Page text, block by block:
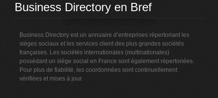
Business Directory en Bref
Business Directory est un annuaire d’entreprises répertoriant les
sièges sociaux et les services client des plus grandes sociétés
françaises. Les sociétés internationales (multinationales)
possédant un siège social en France sont également répertoriées.
Pour plus de fiabilité, les coordonnées sont continuellement
vérifiées et mises à jour.